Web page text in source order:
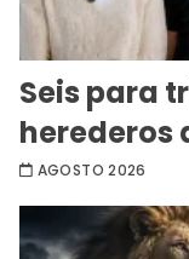
Seis para
herederos
AGOSTO 2026